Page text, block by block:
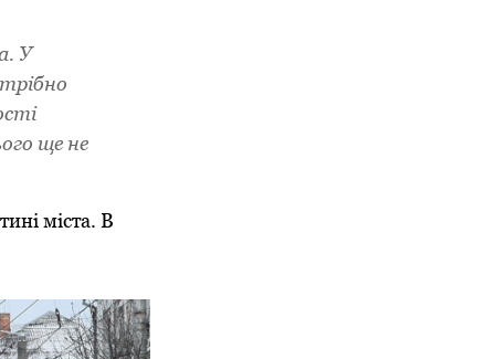
У
ще не
міста. В